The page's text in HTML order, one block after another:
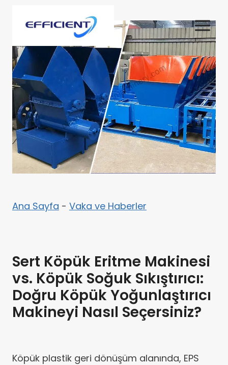
Ana Sayfa - Vaka ve Haberler
Sert Köpük Eritme Makinesi
vs. Köpük Soğuk Sıkıştırıcı:
Doğru Köpük Yoğunlaştırıcı
Makineyi Nasıl Seçersiniz?
Köpük plastik geri dönüşüm alanında, EPS